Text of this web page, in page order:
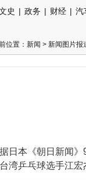
史 | 政务 | 财经 | 汽
位置： 新闻 > 新闻图片报
据日本《朝日新闻
湾乒乓球选手江宏